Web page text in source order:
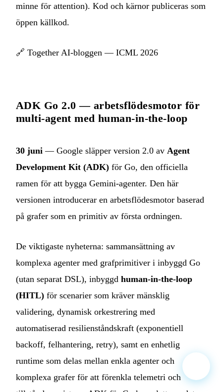
minne för attention). Kod och kärnor publiceras som
öppen källkod.
🔗 Together AI-bloggen — ICML 2026
ADK Go 2.0 — arbetsflödesmotor för
multi-agent med human-in-the-loop
30 juni — Google släpper version 2.0 av Agent
Development Kit (ADK) för Go, den officiella
ramen för att bygga Gemini-agenter. Den här
versionen introducerar en arbetsflödesmotor baserad
på grafer som en primitiv av första ordningen.
De viktigaste nyheterna: sammansättning av
komplexa agenter med grafprimitiver i inbyggd Go
(utan separat DSL), inbyggd human-in-the-loop
(HITL) för scenarier som kräver mänsklig
validering, dynamisk orkestrering med
automatiserad resilienståndskraft (exponentiell
backoff, felhantering, retry), samt en enhetlig
runtime som delas mellan enkla agenter och
komplexa grafer för att förenkla telemetri och